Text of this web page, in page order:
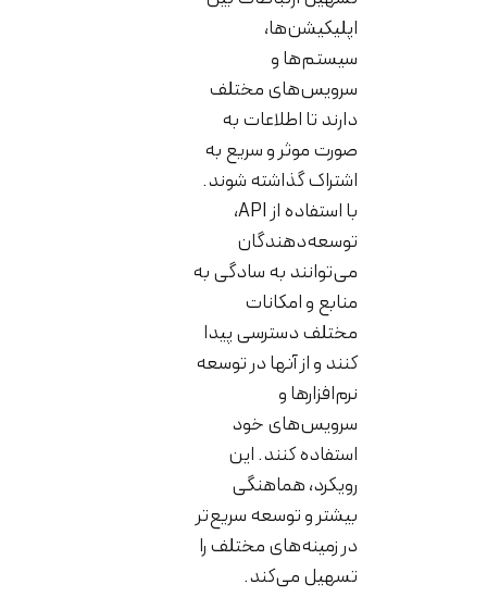
اپلیکیشن‌ها،
سیستم‌ها و
سرویس‌های مختلف
دارند تا اطلاعات به
صورت موثر و سریع به
اشتراک گذاشته شوند.
با استفاده از API،
توسعه‌دهندگان
می‌توانند به سادگی به
منابع و امکانات
مختلف دسترسی پیدا
کنند و از آنها در توسعه
نرم‌افزارها و
سرویس‌های خود
استفاده کنند. این
رویکرد، هماهنگی
بیشتر و توسعه سریع‌تر
در زمینه‌های مختلف را
تسهیل می‌کند.